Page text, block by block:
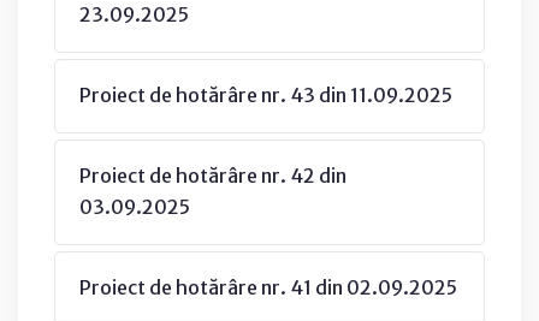
23.09.2025
Proiect de hotărâre nr. 43 din 11.09.2025
Proiect de hotărâre nr. 42 din
03.09.2025
Proiect de hotărâre nr. 41 din 02.09.2025